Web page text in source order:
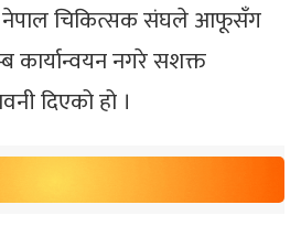
नेपाल चिकित्सक संघले आफूसँग
कार्यान्वयन नगरे सशक्त
दिएको हो ।